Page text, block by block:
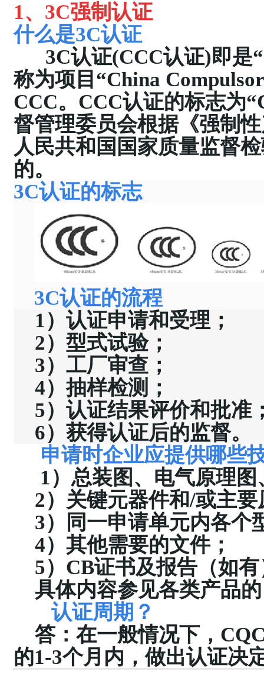
1、 3C强制认证
什么是3C认证
3C认证(CCC认证)即是
称为项目“China
CCC。CCC认证的标志为
督管理委员会根据《强制
人民共和国国家质量监督
的。
3C认证的标志
3C认证的流程
1）认证申请和受理；
2）型式试验；
3）工厂审查；
4）抽样检测；
5）认证结果评价和批准
6）获得认证后的监督。
申请时企业应提供哪些
1）总装图、电气原理
2）关键元器件和/或主要
3）同一申请单元内各个
4）其他需要的文件；
5） CB证书及报告（如
具体内容参见各类产品
认证周期？
答：在一般情况下，
的1-3个月内，做出认证决